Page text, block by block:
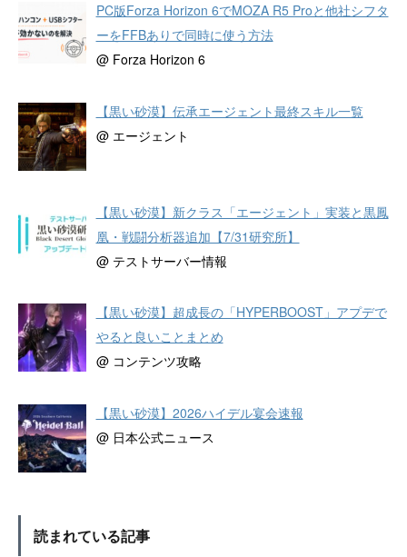
PC版Forza Horizon 6でMOZA R5 Proと他社シフタ
ーをFFBありで同時に使う方法
@ Forza Horizon 6
【黒い砂漠】伝承エージェント最終スキル一覧
@ エージェント
【黒い砂漠】新クラス「エージェント」実装と黒鳳
凰・戦闘分析器追加【7/31研究所】
@ テストサーバー情報
【黒い砂漠】超成長の「HYPERBOOST」アプデで
やると良いことまとめ
@ コンテンツ攻略
【黒い砂漠】2026ハイデル宴会速報
@ 日本公式ニュース
読まれている記事